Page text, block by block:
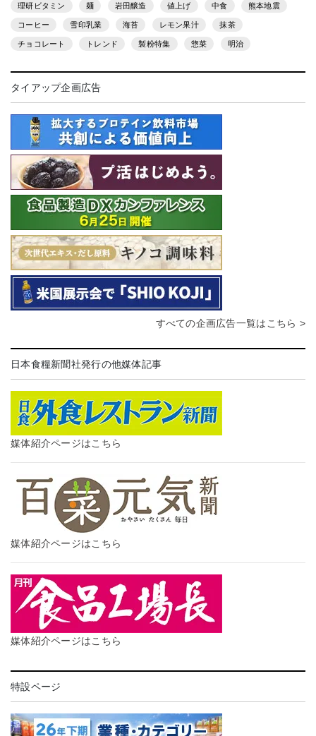
理研ビタミン 麺 岩田醸造 値上げ 中食 熊本地震
コーヒー 雪印乳業 海苔 レモン果汁 抹茶
チョコレート トレンド 製粉特集 惣菜 明治
タイアップ企画広告
すべての企画広告一覧はこちら >
日本食糧新聞社発行の他媒体記事
媒体紹介ページはこちら
媒体紹介ページはこちら
媒体紹介ページはこちら
特設ページ